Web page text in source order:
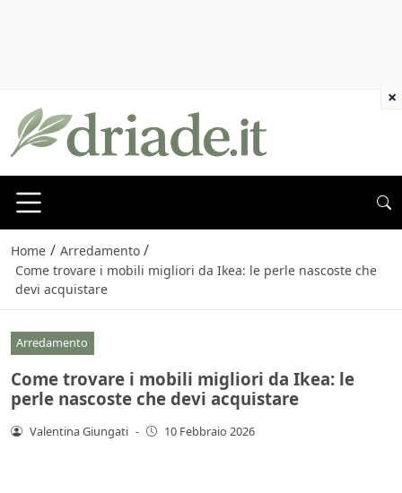
Home / Arredamento /
Come trovare i mobili migliori da Ikea: le perle nascoste che
devi acquistare
Arredamento
Come trovare i mobili migliori da Ikea: le
perle nascoste che devi acquistare
Valentina Giungati - 10 Febbraio 2026
×